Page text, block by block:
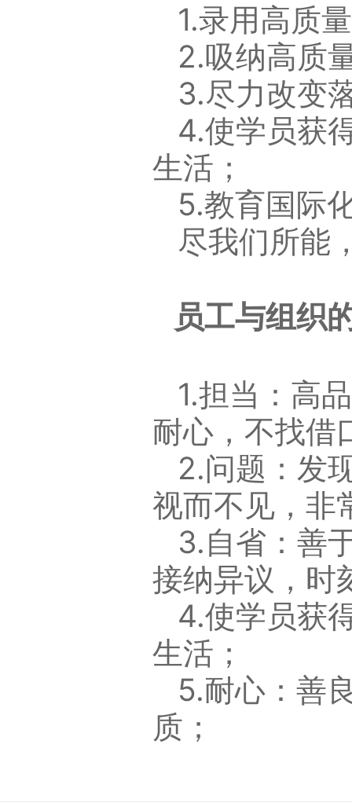
1.录用高质
2.吸纳高质
3.尽力改变
4.使学员获
生活；
5.教育国际
尽我们所能
员工与组织
1.担当：高
耐心，不找借
2.问题：发
视而不见，非
3.自省：善
接纳异议，时
4.使学员获
生活；
5.耐心：善
质；